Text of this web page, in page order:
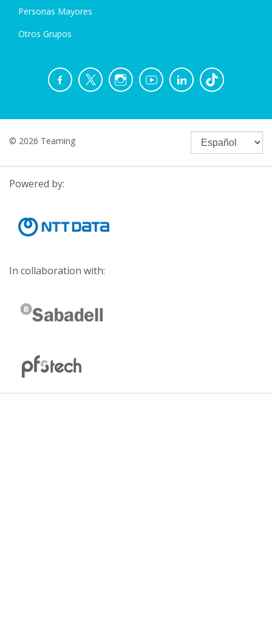
Personas Mayores
Otros Grupos
© 2026 Teaming
Powered by:
In collaboration with: